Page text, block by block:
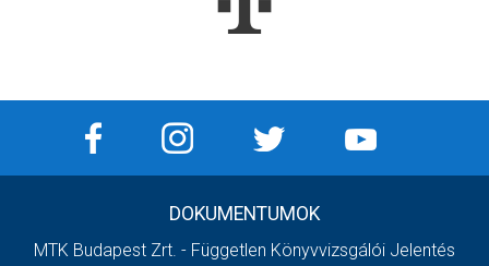
DOKUMENTUMOK
MTK Budapest Zrt. - Független Könyvvizsgálói Jelentés